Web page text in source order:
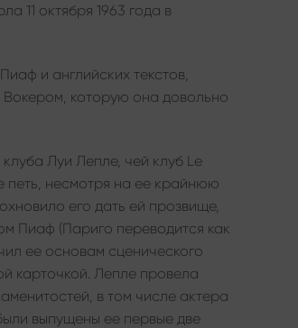
11 октября 1963 года в
и английских текстов,
которую она довольно
Луи Лепле, чей клуб Le
петь, несмотря на ее крайнюю
его дать ей прозвище,
Пиаф (Париго переводится как
ее основам сценического
карточкой. Лепле провела
в том числе актера
выпущены ее первые две